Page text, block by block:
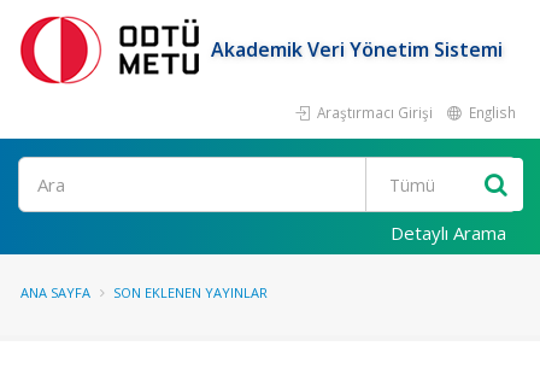
Akademik Veri Yönetim Sistemi
Araştırmacı Girişi English
Ara
Detaylı Arama
ANA SAYFA SON EKLENEN YAYINLAR